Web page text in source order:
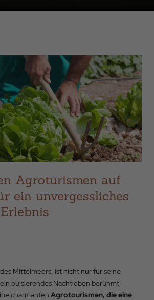
Agroturismen auf
ein unvergessliches
Mittelmeers, ist nicht nur für seine
pulsierendes Nachtleben berühmt,
charmanten Agrotourismen, die eine